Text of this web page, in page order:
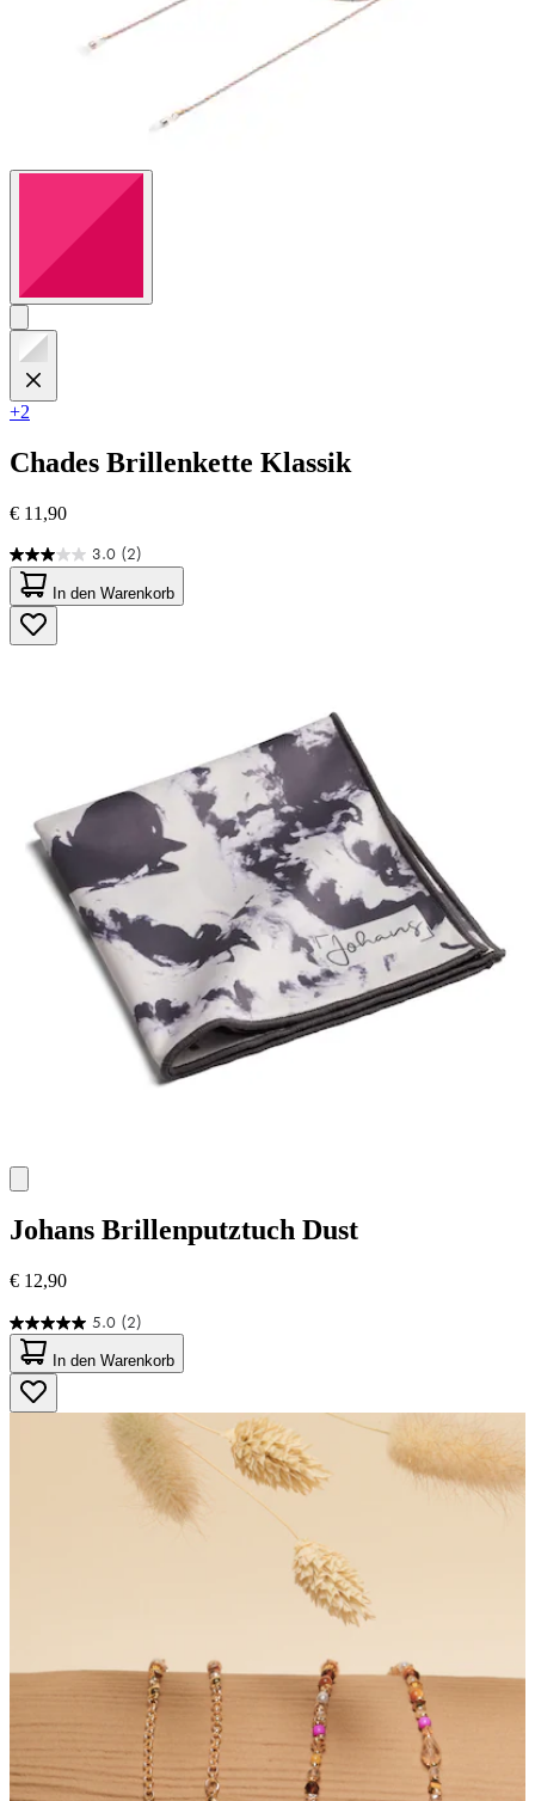
+2
Chades Brillenkette Klassik
€ 11,90
3.0 (2)
3.0
von
5
Sternen.
2
In den Warenkorb
Johans Brillenputztuch Dust
€ 12,90
5.0 (2)
5.0
von
5
Sternen.
2
Bewertungen
In den Warenkorb